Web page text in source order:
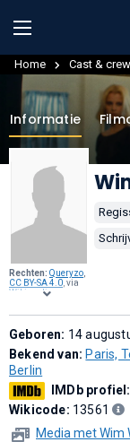
Home Cast & crew
Rechten: Queryzo,
CC BY-SA 4.0, via
Wikimedia
Informatie
Geboren: 14
Bekend van: Paris,
Berlin
IMDb profiel:
Wikicode: 13561
Media met Wim